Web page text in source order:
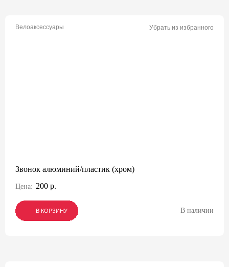
Велоаксессуары Убрать из избранного
Звонок алюминий/пластик (хром)
Цена: 200 р.
В КОРЗИНУ
В КОРЗИНУ
В КОРЗИНУ В наличии